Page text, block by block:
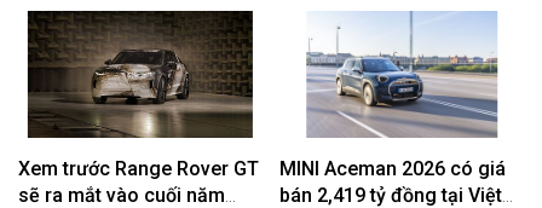
Xem trước Range Rover GT
sẽ ra mắt vào cuối năm
MINI Aceman 2026 có giá
bán 2,419 tỷ đồng tại Việt